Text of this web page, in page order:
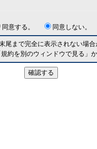
同意する。 同意しない。
尾まで完全に表示されない場
約を別のウィンドウで見る」